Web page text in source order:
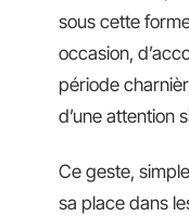
sous cette
occasion,
période
d’une attention
Ce geste,
sa place dans